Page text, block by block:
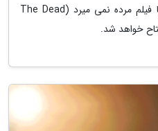
خردادماه سال جاری برگزار گردد با فیلم مرده نمی میرد (The Dead